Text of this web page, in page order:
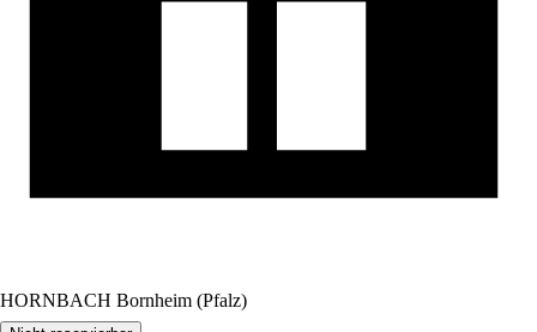
HORNBACH Bornheim (Pfalz)